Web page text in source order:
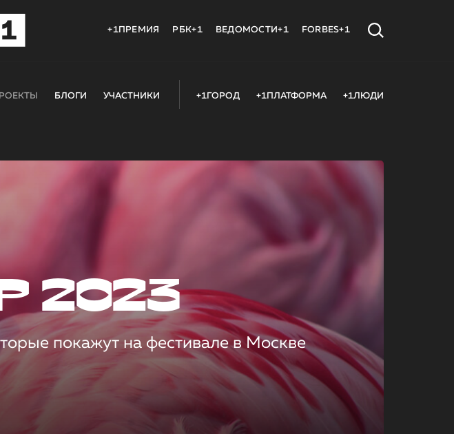
+1ПРЕМИЯ РБК+1 ВЕДОМОСТИ+1 FORBES+1
БЛОГИ УЧАСТНИКИ +1ГОРОД +1ПЛАТФОРМА +1ЛЮДИ
2023
покажут на фестивале в Москве